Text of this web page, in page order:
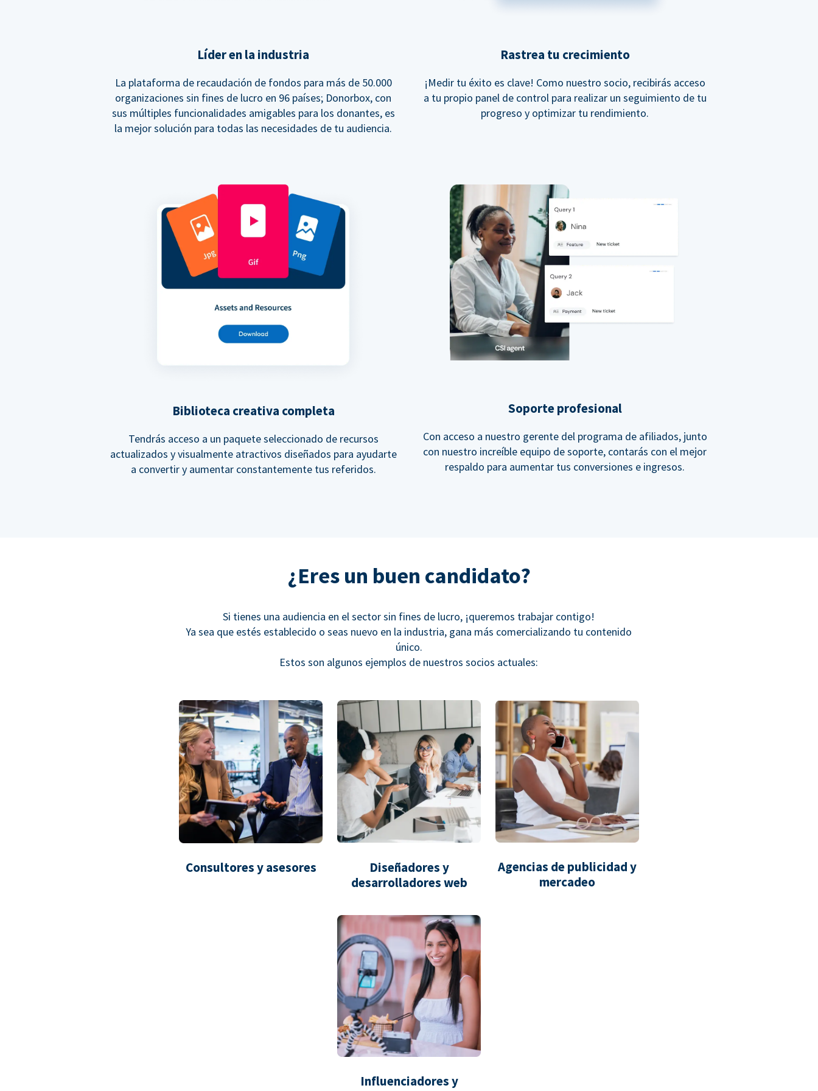
Líder en la industria
La plataforma de recaudación de fondos para más de 50.000
organizaciones sin fines de lucro en 96 países; Donorbox, con
sus múltiples funcionalidades amigables para los donantes, es
la mejor solución para todas las necesidades de tu audiencia.
Rastrea tu crecimiento
¡Medir tu éxito es clave! Como nuestro socio, recibirás acceso
a tu propio panel de control para realizar un seguimiento de tu
progreso y optimizar tu rendimiento.
Biblioteca creativa completa
Tendrás acceso a un paquete seleccionado de recursos
actualizados y visualmente atractivos diseñados para ayudarte
a convertir y aumentar constantemente tus referidos.
Soporte profesional
Con acceso a nuestro gerente del programa de afiliados, junto
con nuestro increíble equipo de soporte, contarás con el mejor
respaldo para aumentar tus conversiones e ingresos.
¿Eres un buen candidato?
Si tienes una audiencia en el sector sin fines de lucro, ¡queremos trabajar contigo!
Ya sea que estés establecido o seas nuevo en la industria, gana más comercializando tu contenido
único.
Estos son algunos ejemplos de nuestros socios actuales:
Consultores y asesores
Diseñadores y
desarrolladores web
Agencias de publicidad y
mercadeo
Influenciadores y